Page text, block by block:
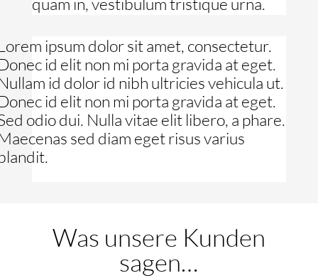
ipsum dolor sit amet, consectetur.
id elit non mi porta gravida at eget.
id dolor id nibh ultricies vehicula ut.
id elit non mi porta gravida at eget.
odio dui. Nulla vitae elit libero, a phare.
sed diam eget risus varius
Was unsere Kunden
sagen…